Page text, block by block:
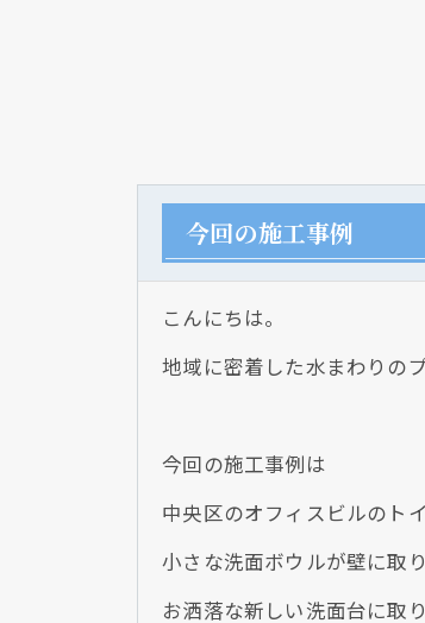
今回の施工事例
こんにちは。
地域に密着した水まわりの
今回の施工事例は
中央区のオフィスビルのト
小さな洗面ボウルが壁に取
お洒落な新しい洗面台に取